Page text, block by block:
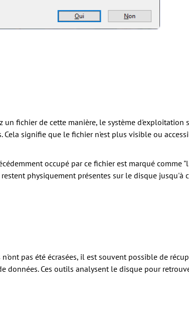
un fichier de cette manière, le système d'exploitation
Cela signifie que le fichier n'est plus visible ou
occupé par ce fichier est marqué comme
physiquement présentes sur le disque jusqu'à
pas été écrasées, il est souvent possible de
données. Ces outils analysent le disque pour